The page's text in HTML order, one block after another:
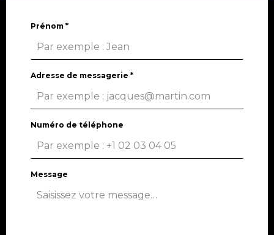
Prénom *
Adresse de messagerie *
Numéro de téléphone
Message